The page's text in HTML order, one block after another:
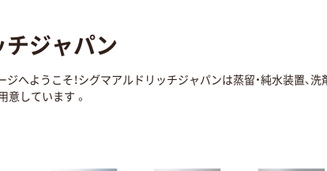
ジャパン
へようこそ！シグマアルドリッチジャパンは蒸留・純水装置、
意しています 。